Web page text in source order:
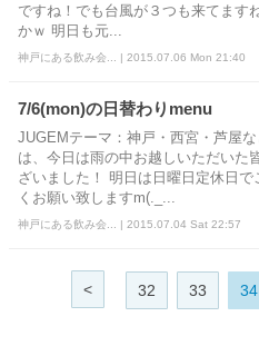
ですね！でも台風が３つも来てます
かｗ 明日も元...
神戸にある飲み会... | 2015.07.06 Mon 21:40
7/6(mon)の日替わりmenu
JUGEMテーマ：神戸・西宮・芦屋
は、今日は雨の中お越しいただいた
ざいました！ 明日は日曜日定休日で
くお願い致しますm(._...
神戸にある飲み会... | 2015.07.04 Sat 22:57
< 32 33 34